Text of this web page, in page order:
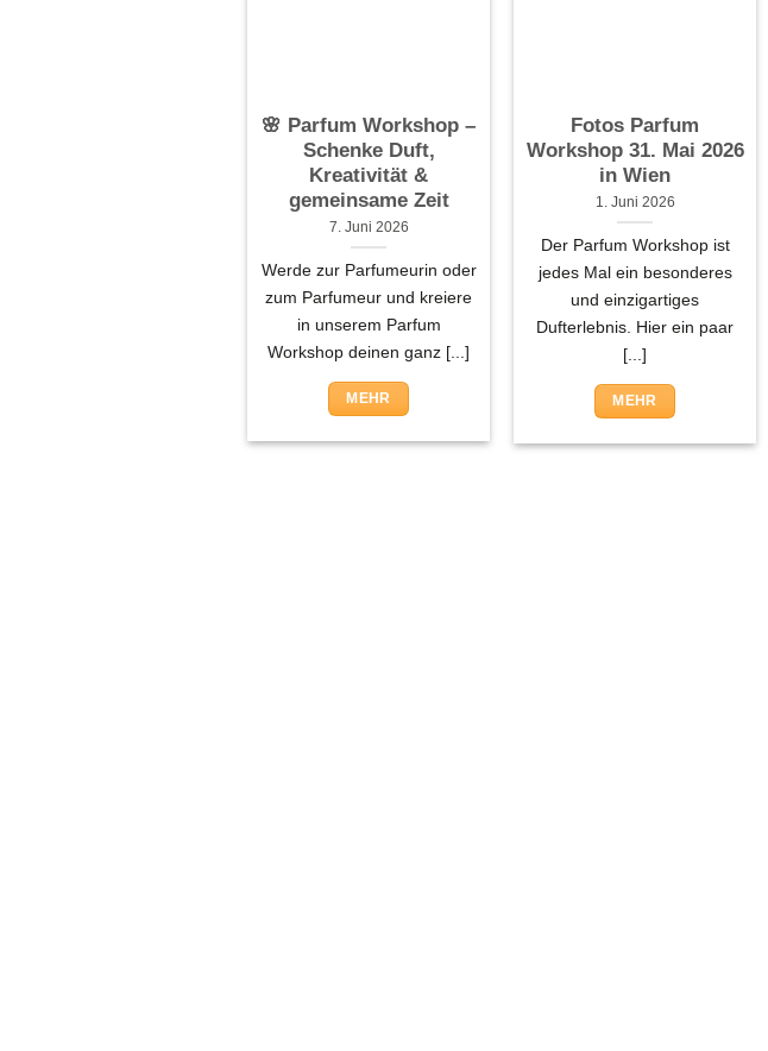
🌸 Parfum Workshop –
Schenke Duft,
Kreativität &
gemeinsame Zeit
7. Juni 2026
Werde zur Parfumeurin oder
zum Parfumeur und kreiere
in unserem Parfum
Workshop deinen ganz [...]
MEHR
Fotos Parfum
Workshop 31. Mai 2026
in Wien
1. Juni 2026
Der Parfum Workshop ist
jedes Mal ein besonderes
und einzigartiges
Dufterlebnis. Hier ein paar
[...]
MEHR